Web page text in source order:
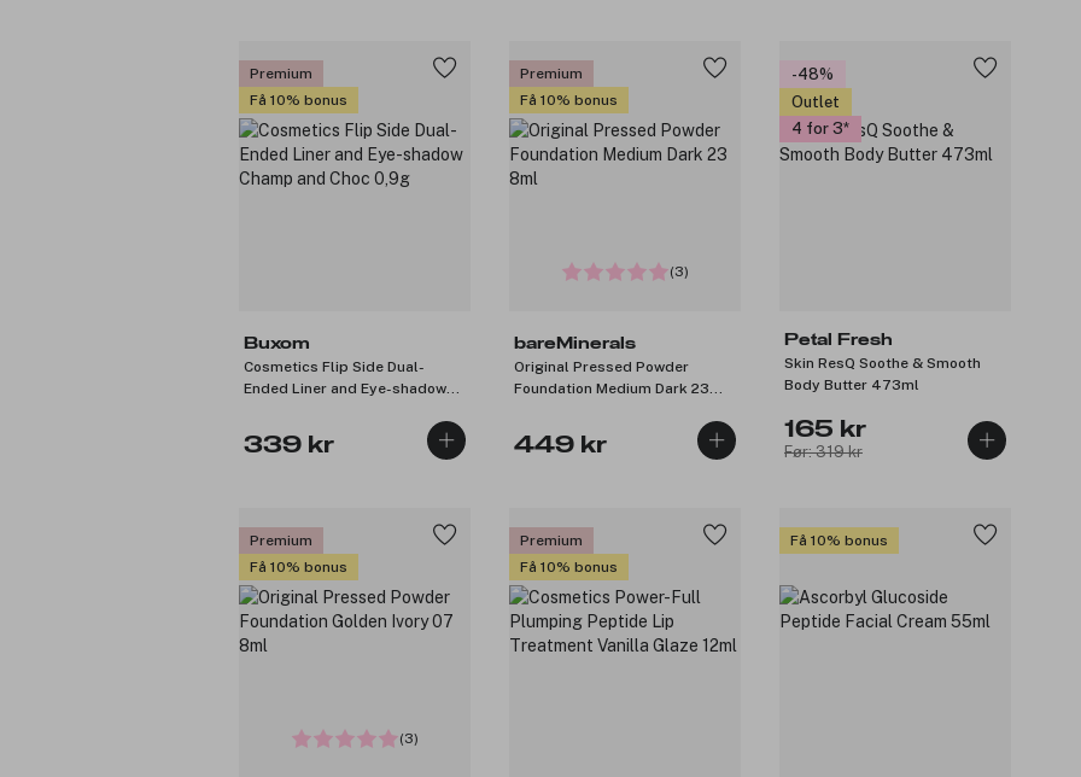
Premium
Få 10% bonus
Buxom
Cosmetics Flip Side Dual-
Ended Liner and Eye-shadow
339 kr
Premium
Få 10% bonus
(3)
bareMinerals
Original Pressed Powder
Foundation Medium Dark 23
449 kr
-48%
Outlet
4 for 3
Petal Fresh
Skin ResQ Soothe & Smooth
Body Butter 473ml
165 kr
Før: 319 kr
Premium
Få 10% bonus
(3)
Premium
Få 10% bonus
Få 10% bonus